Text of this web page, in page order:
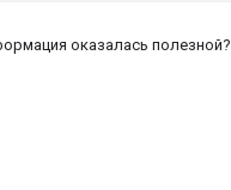
оказалась полезной?